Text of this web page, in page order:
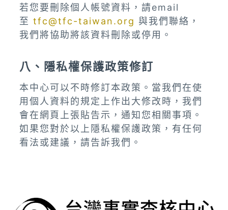
若您要刪除個人帳號資料，請email
至tfc@tfc-taiwan.org 與我們聯絡，
我們將協助將該資料刪除或停用。
八、隱私權保護政策修訂
本中心可以不時修訂本政策。當我們在使
用個人資料的規定上作出大修改時，我們
會在網頁上張貼告示，通知您相關事項。
如果您對於以上隱私權保護政策，有任何
看法或建議，請告訴我們。